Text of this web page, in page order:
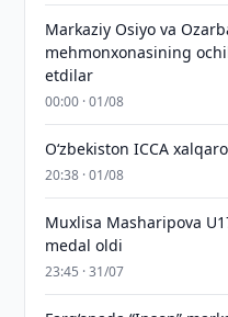
Markaziy Osiyo va
mehmonxonasining
etdilar
00:00 · 01/08
O‘zbekiston ICCA
20:38 · 01/08
Muxlisa Masharipova
medal oldi
23:45 · 31/07